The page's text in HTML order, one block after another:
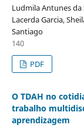
Ludmila Antunes da
Lacerda Garcia,
Santiago
140
PDF
O TDAH no
trabalho
aprendizagem